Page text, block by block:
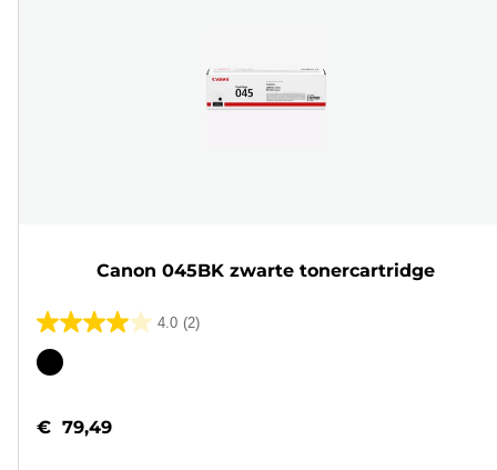
Canon 045BK zwarte tonercartridge
4.0 (2)
4.0
van
sterren.
Kleurencartridge
€ 79,49